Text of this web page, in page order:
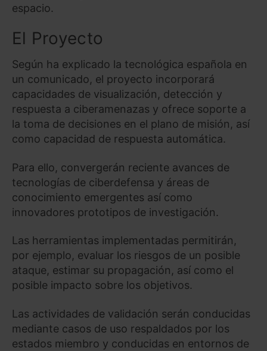
espacio.
El Proyecto
Según ha explicado la tecnológica española en
un comunicado, el proyecto incorporará
capacidades de visualización, detección y
respuesta a ciberamenazas y ofrece soporte a
la toma de decisiones en el plano de misión, así
como capacidad de respuesta automática.
Para ello, convergerán reciente avances de
tecnologías de ciberdefensa y áreas de
conocimiento emergentes así como
innovadores prototipos de investigación.
Las herramientas implementadas permitirán,
por ejemplo, evaluar los riesgos de un posible
ataque, estimar su propagación, así como el
posible impacto sobre los objetivos.
Las actividades de validación serán conducidas
mediante casos de uso respaldados por los
estados miembro y conducidas en entornos de